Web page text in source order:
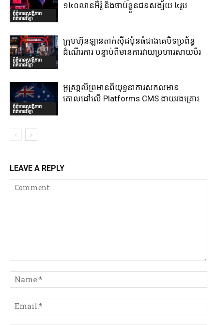
ព័ត៌មានសុវត្ថិភាព
ព័ត៌មានវិទ្យា
១៤០លានអឺរ៉ូ និងចាប់ខ្លួនជនសង្ស័យ ៤រូប
ព័ត៌មានសុវត្ថិភាព
ព័ត៌មានវិទ្យា
ក្រុមហ៊ុនឡានតាក់ស៊ីជប៉ុនធំជាងគេបិទប្រព័ន្ធ
ដំណើរការ បន្ទាប់ពីមានការវាយប្រហារសាយប័រ
ព័ត៌មានសុវត្ថិភាព
ព័ត៌មានវិទ្យា
អូស្រា្តលីព្រមានពីយុទ្ធនាការសកលមាន
គោលដៅលើ Platforms CMS ងាយរងគ្រោះ
LEAVE A REPLY